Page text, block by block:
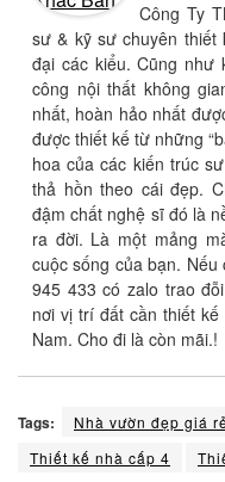
Công Ty
sư & kỹ sư chuyên thiết
đại các kiểu. Cũng như
công nội thất không
nhất, hoàn hảo nhất
được thiết kế từ những
hoa của các kiến trúc
thả hồn theo cái đẹp.
đậm chất nghệ sĩ đó là
ra đời. Là một mảng
cuộc sống của bạn.
945 433 có zalo trao
nơi vị trí đất cần thiết
Nam. Cho đi là còn mãi.!
Tags: Nhà vườn đẹp giá
Thiết kế nhà cấp 4